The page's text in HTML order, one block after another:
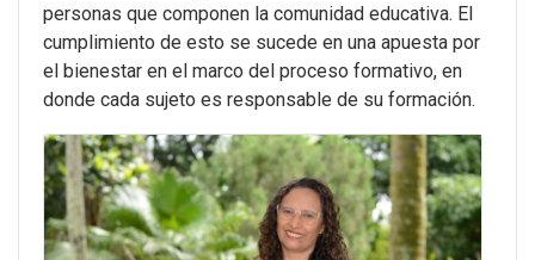
personas que componen la comunidad educativa. El
cumplimiento de esto se sucede en una apuesta por
el bienestar en el marco del proceso formativo, en
donde cada sujeto es responsable de su formación.